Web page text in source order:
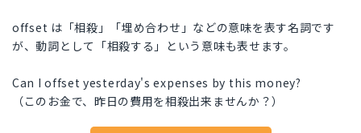
offset は「相殺」「埋め合わせ」などの意味を表す名詞です
が、動詞として「相殺する」という意味も表せます。
Can I offset yesterday's expenses by this money?
（このお金で、昨日の費用を相殺出来ませんか？）